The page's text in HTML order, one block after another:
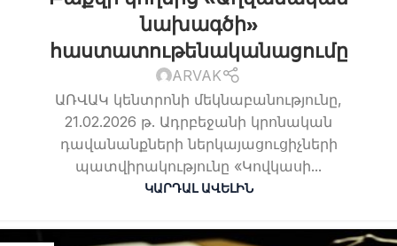
նախագծի»
հաստատութենականացումը
ARVAK
ԱՌՎԱԿ կենտրոնի մեկնաբանությունը,
21.02.2026 թ. Ադրբեջանի կրոնական
դավանանքների ներկայացուցիչների
պատվիրակությունը «Կովկասի...
ԿԱՐԴԱԼ ԱՎԵԼԻՆ